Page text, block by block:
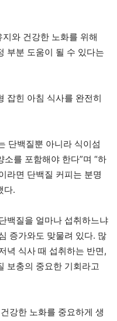
와 건강한 노화를 위해
부분 도움이 될 수 있다는
잡힌 아침 식사를 완전히
단백질뿐 아니라 식이섬
를 포함해야 한다”며 “하
라면 단백질 커피는 분명
다.
백질을 얼마나 섭취하느냐
증가와도 맞물려 있다. 많
녁 식사 때 섭취하는 반면,
보충의 중요한 기회라고
강한 노화를 중요하게 생